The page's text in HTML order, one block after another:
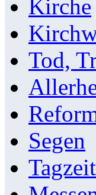
Kirche
Tod,
Segen